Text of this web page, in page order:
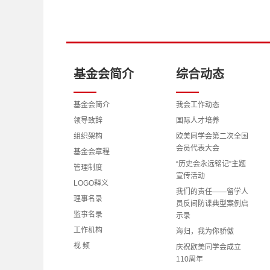
基金会简介
基金会简介
领导致辞
组织架构
基金会章程
管理制度
LOGO释义
理事名录
监事名录
工作机构
视 频
综合动态
我会工作动态
国际人才培养
欧美同学会第二次全国
会员代表大会
“历史会永远铭记”主题
宣传活动
我们的责任——留学人
员反间防谍典型案例启
示录
海归，我为你骄傲
庆祝欧美同学会成立
110周年